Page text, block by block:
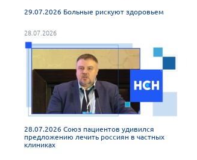
29.07.2026 Больные рискуют здоровьем
28.07.2026
28.07.2026 Союз пациентов удивился
предложению лечить россиян в частных
клиниках